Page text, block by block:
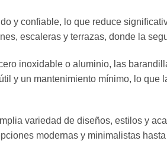
y confiable, lo que reduce
escaleras y terrazas, donde la
inoxidable o aluminio, las
y un mantenimiento mínimo, lo que
variedad de diseños, estilos y
modernas y minimalistas